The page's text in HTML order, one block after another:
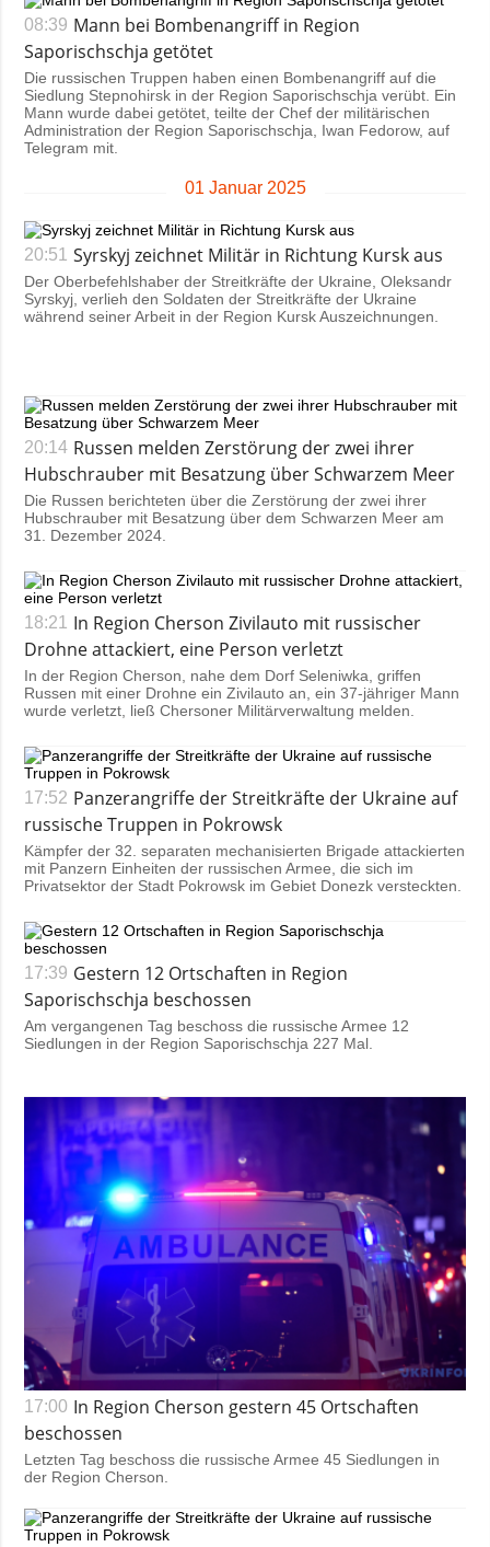
08:39 Mann bei Bombenangriff in Region
Saporischschja getötet
Die russischen Truppen haben einen Bombenangriff auf die
Siedlung Stepnohirsk in der Region Saporischschja verübt. Ein
Mann wurde dabei getötet, teilte der Chef der militärischen
Administration der Region Saporischschja, Iwan Fedorow, auf
Telegram mit.
01 Januar 2025
20:51 Syrskyj zeichnet Militär in Richtung Kursk aus
Der Oberbefehlshaber der Streitkräfte der Ukraine, Oleksandr
Syrskyj, verlieh den Soldaten der Streitkräfte der Ukraine
während seiner Arbeit in der Region Kursk Auszeichnungen.
20:14 Russen melden Zerstörung der zwei ihrer
Hubschrauber mit Besatzung über Schwarzem Meer
Die Russen berichteten über die Zerstörung der zwei ihrer
Hubschrauber mit Besatzung über dem Schwarzen Meer am
31. Dezember 2024.
18:21
In Region Cherson Zivilauto mit russischer
Drohne attackiert, eine Person verletzt
In der Region Cherson, nahe dem Dorf Seleniwka, griffen
Russen mit einer Drohne ein Zivilauto an, ein 37-jähriger Mann
wurde verletzt, ließ Chersoner Militärverwaltung melden.
17:52 Panzerangriffe der Streitkräfte der Ukraine auf
russische Truppen in Pokrowsk
Kämpfer der 32. separaten mechanisierten Brigade attackierten
mit Panzern Einheiten der russischen Armee, die sich im
Privatsektor der Stadt Pokrowsk im Gebiet Donezk versteckten.
17:39 Gestern 12 Ortschaften in Region
Saporischschja beschossen
Am vergangenen Tag beschoss die russische Armee 12
Siedlungen in der Region Saporischschja 227 Mal.
17:00 In Region Cherson gestern 45 Ortschaften
beschossen
Letzten Tag beschoss die russische Armee 45 Siedlungen in
der Region Cherson.